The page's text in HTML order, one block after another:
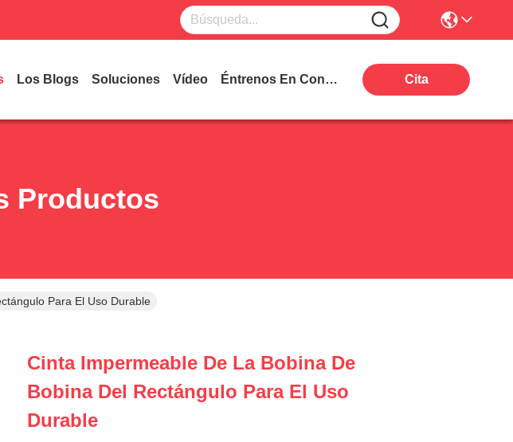
Los Blogs Soluciones Vídeo Éntrenos En Contacto Con Cita
Productos
Para El Uso Durable
Cinta Impermeable De La Bobina De
Bobina Del Rectángulo Para El Uso
Durable